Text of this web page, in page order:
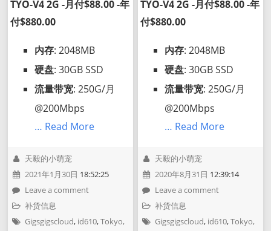
TYO-V4 2G -月付$88.00 -年
付$880.00
内存: 2048MB
硬盘: 30GB SSD
流量带宽: 250G/月
@200Mbps
… Read More
天毅的小萌宠
2021年1月30日 18:52:25
Leave a comment
补货信息
Gigsgigscloud, id610,Tokyo,
TYO-V4 2G -月付$88.00 -年
付$880.00
内存: 2048MB
硬盘: 30GB SSD
流量带宽: 250G/月
@200Mbps
… Read More
天毅的小萌宠
2020年8月31日 12:39:14
Leave a comment
补货信息
Gigsgigscloud, id610,Tokyo,